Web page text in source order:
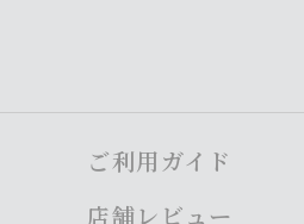
ご利用ガイド